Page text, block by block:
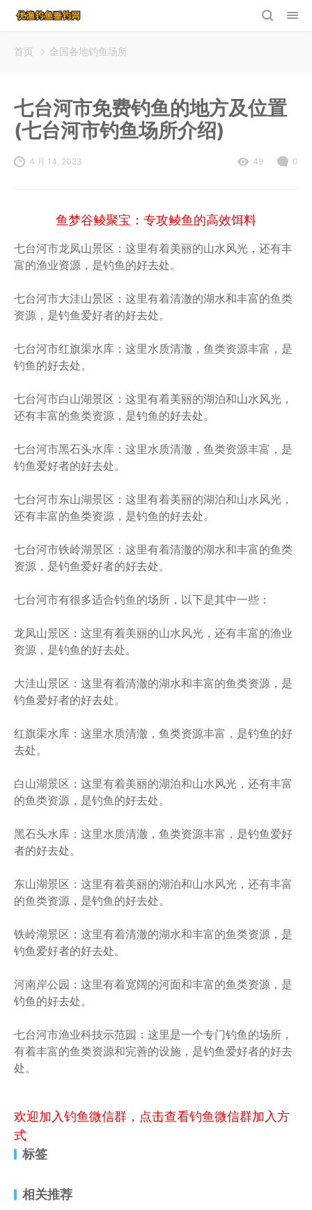
首页 全国各地钓鱼场所
七台河市免费钓鱼的地方及位置
(七台河市钓鱼场所介绍)
4 月 14, 2023 49 0
鱼梦谷鲮聚宝：专攻鲮鱼的高效饵料
七台河市龙凤山景区：这里有着美丽的山水风光，还有丰
富的渔业资源，是钓鱼的好去处。
七台河市大洼山景区：这里有着清澈的湖水和丰富的鱼类
资源，是钓鱼爱好者的好去处。
七台河市红旗渠水库：这里水质清澈，鱼类资源丰富，是
钓鱼的好去处。
七台河市白山湖景区：这里有着美丽的湖泊和山水风光，
还有丰富的鱼类资源，是钓鱼的好去处。
七台河市黑石头水库：这里水质清澈，鱼类资源丰富，是
钓鱼爱好者的好去处。
七台河市东山湖景区：这里有着美丽的湖泊和山水风光，
还有丰富的鱼类资源，是钓鱼的好去处。
七台河市铁岭湖景区：这里有着清澈的湖水和丰富的鱼类
资源，是钓鱼爱好者的好去处。
七台河市有很多适合钓鱼的场所，以下是其中一些：
龙凤山景区：这里有着美丽的山水风光，还有丰富的渔业
资源，是钓鱼的好去处。
大洼山景区：这里有着清澈的湖水和丰富的鱼类资源，是
钓鱼爱好者的好去处。
红旗渠水库：这里水质清澈，鱼类资源丰富，是钓鱼的好
去处。
白山湖景区：这里有着美丽的湖泊和山水风光，还有丰富
的鱼类资源，是钓鱼的好去处。
黑石头水库：这里水质清澈，鱼类资源丰富，是钓鱼爱好
者的好去处。
东山湖景区：这里有着美丽的湖泊和山水风光，还有丰富
的鱼类资源，是钓鱼的好去处。
铁岭湖景区：这里有着清澈的湖水和丰富的鱼类资源，是
钓鱼爱好者的好去处。
河南岸公园：这里有着宽阔的河面和丰富的鱼类资源，是
钓鱼的好去处。
七台河市渔业科技示范园：这里是一个专门钓鱼的场所，
有着丰富的鱼类资源和完善的设施，是钓鱼爱好者的好去
处。
欢迎加入钓鱼微信群，点击查看钓鱼微信群加入方
式
标签
相关推荐